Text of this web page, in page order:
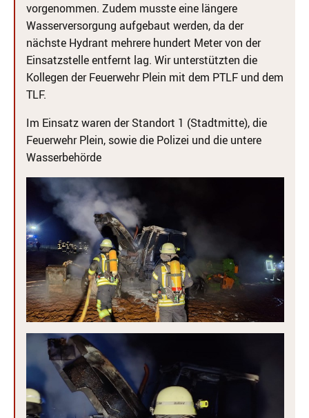
vorgenommen. Zudem musste eine längere
Wasserversorgung aufgebaut werden, da der
nächste Hydrant mehrere hundert Meter von der
Einsatzstelle entfernt lag. Wir unterstützten die
Kollegen der Feuerwehr Plein mit dem PTLF und dem
TLF.
Im Einsatz waren der Standort 1 (Stadtmitte), die
Feuerwehr Plein, sowie die Polizei und die untere
Wasserbehörde